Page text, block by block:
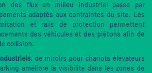
des flux en milieu industriel passe par
adaptés aux contraintes du site. Les
et rails de protection permettent
des véhicules et des piétons afin de
collision.
, de miroirs pour chariots élévateurs
améliore la visibilité dans les zones de